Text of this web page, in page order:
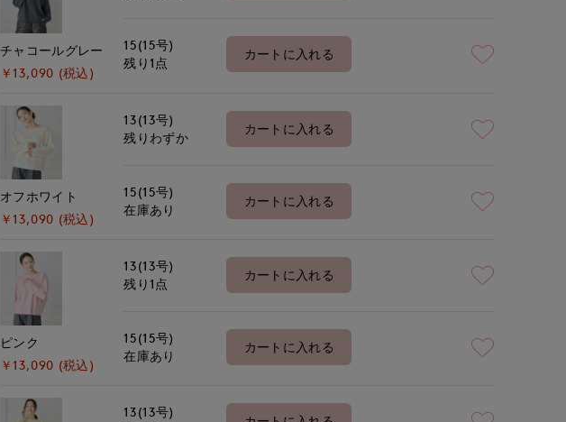
チャコールグレー
￥13,090 (税込)
15(15号)
残り1点
カートに入れる
オフホワイト
￥13,090 (税込)
13(13号)
残りわずか
カートに入れる
15(15号)
在庫あり
カートに入れる
ピンク
￥13,090 (税込)
13(13号)
残り1点
カートに入れる
15(15号)
在庫あり
カートに入れる
13(13号)